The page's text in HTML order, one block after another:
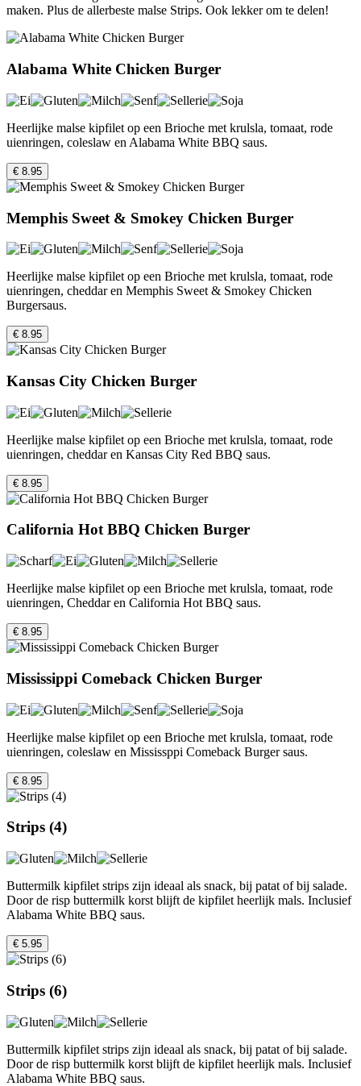
maken. Plus de allerbeste malse Strips. Ook lekker om te delen!
Alabama White Chicken Burger
Heerlijke malse kipfilet op een Brioche met krulsla, tomaat, rode
uienringen, coleslaw en Alabama White BBQ saus.
€ 8.95
Memphis Sweet & Smokey Chicken Burger
Heerlijke malse kipfilet op een Brioche met krulsla, tomaat, rode
uienringen, cheddar en Memphis Sweet & Smokey Chicken
Burgersaus.
€ 8.95
Kansas City Chicken Burger
Heerlijke malse kipfilet op een Brioche met krulsla, tomaat, rode
uienringen, cheddar en Kansas City Red BBQ saus.
€ 8.95
California Hot BBQ Chicken Burger
Heerlijke malse kipfilet op een Brioche met krulsla, tomaat, rode
uienringen, Cheddar en California Hot BBQ saus.
€ 8.95
Mississippi Comeback Chicken Burger
Heerlijke malse kipfilet op een Brioche met krulsla, tomaat, rode
uienringen, coleslaw en Mississppi Comeback Burger saus.
€ 8.95
Strips (4)
Buttermilk kipfilet strips zijn ideaal als snack, bij patat of bij salade.
Door de risp buttermilk korst blijft de kipfilet heerlijk mals. Inclusief
Alabama White BBQ saus.
€ 5.95
Strips (6)
Buttermilk kipfilet strips zijn ideaal als snack, bij patat of bij salade.
Door de risp buttermilk korst blijft de kipfilet heerlijk mals. Inclusief
Alabama White BBQ saus.